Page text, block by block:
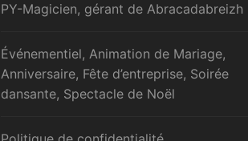
PY-Magicien, gérant de Abracadabreizh
Événementiel, Animation de Mariage,
Anniversaire, Fête d’entreprise, Soirée
dansante, Spectacle de Noël